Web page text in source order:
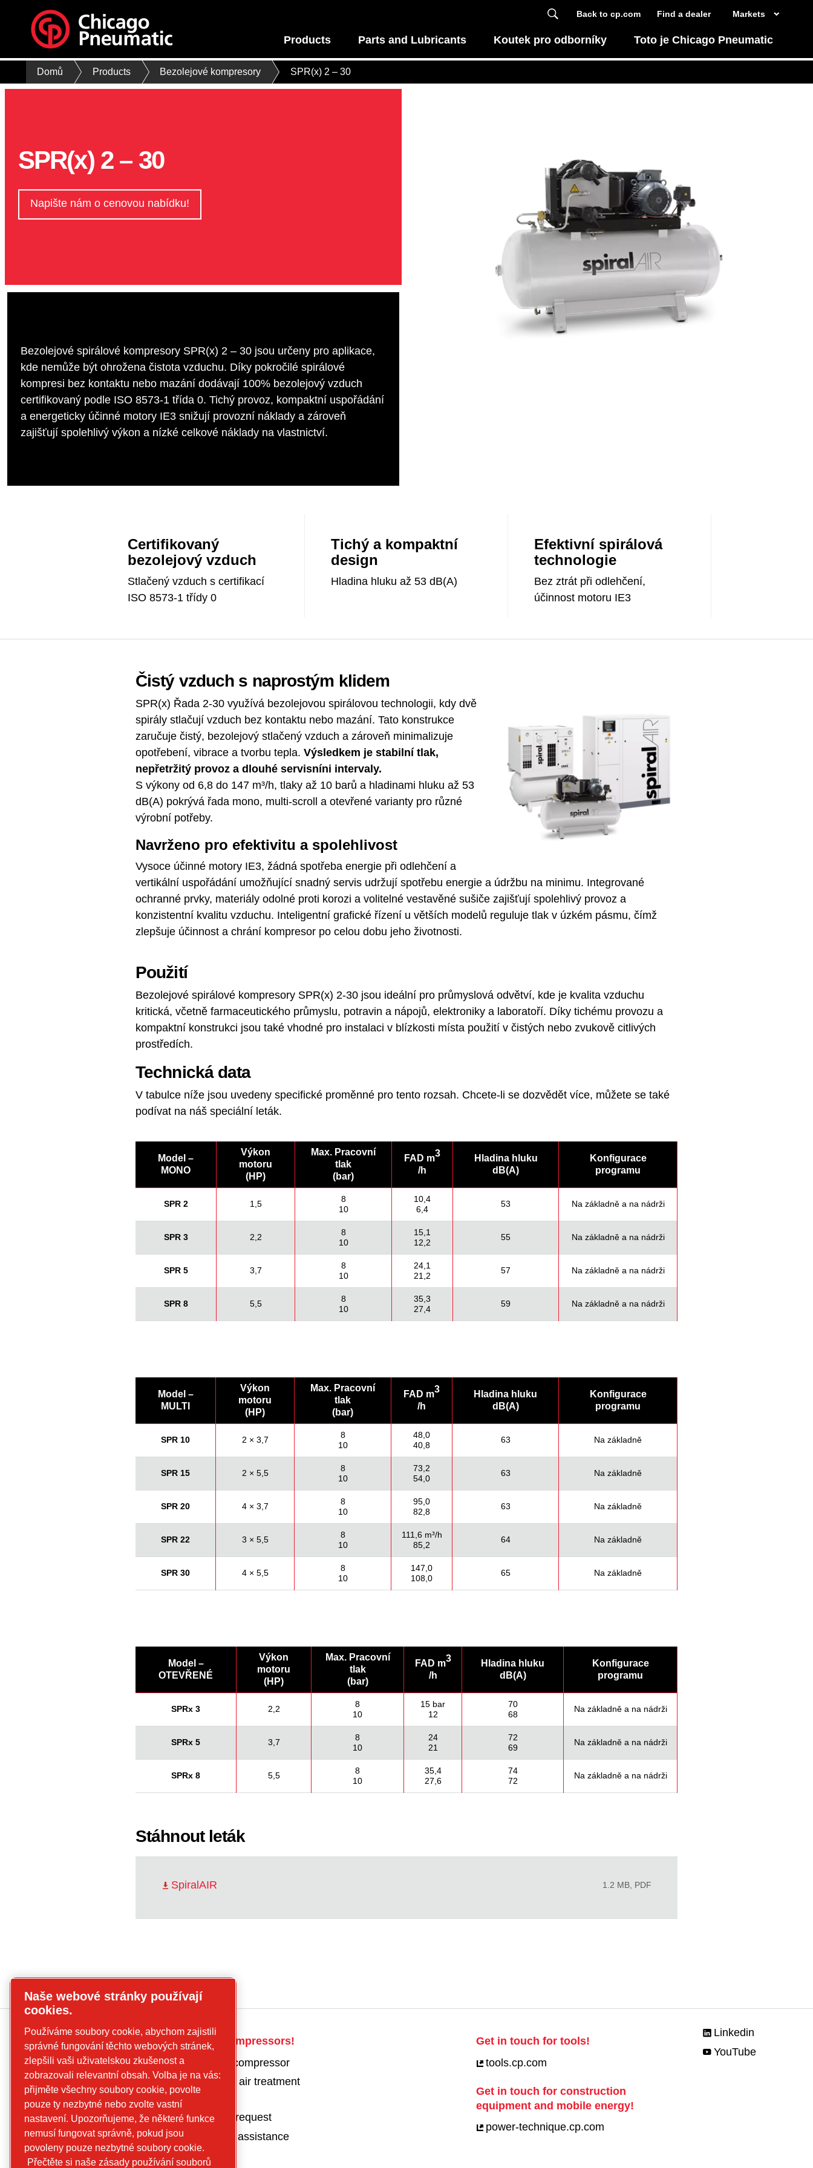
Markets
Back to cp.com Find a dealer
Products Parts and Lubricants Koutek pro odborníky Toto je Chicago Pneumatic
Domů Products Bezolejové kompresory SPR(x) 2 – 30
SPR(x) 2 – 30
Napište nám o cenovou nabídku!
Bezolejové spirálové kompresory SPR(x) 2 – 30 jsou určeny pro aplikace,
kde nemůže být ohrožena čistota vzduchu. Díky pokročilé spirálové
kompresi bez kontaktu nebo mazání dodávají 100% bezolejový vzduch
certifikovaný podle ISO 8573-1 třída 0. Tichý provoz, kompaktní uspořádání
a energeticky účinné motory IE3 snižují provozní náklady a zároveň
zajišťují spolehlivý výkon a nízké celkové náklady na vlastnictví.
Certifikovaný
bezolejový vzduch
Stlačený vzduch s certifikací
ISO 8573-1 třídy 0
Tichý a kompaktní
design
Hladina hluku až 53 dB(A)
Efektivní spirálová
technologie
Bez ztrát při odlehčení,
účinnost motoru IE3
Čistý vzduch s naprostým klidem
SPR(x) Řada 2-30 využívá bezolejovou spirálovou technologii, kdy dvě
spirály stlačují vzduch bez kontaktu nebo mazání. Tato konstrukce
zaručuje čistý, bezolejový stlačený vzduch a zároveň minimalizuje
opotřebení, vibrace a tvorbu tepla. Výsledkem je stabilní tlak,
nepřetržitý provoz a dlouhé servisníni intervaly.
S výkony od 6,8 do 147 m³/h, tlaky až 10 barů a hladinami hluku až 53
dB(A) pokrývá řada mono, multi-scroll a otevřené varianty pro různé
výrobní potřeby.
Navrženo pro efektivitu a spolehlivost
Vysoce účinné motory IE3, žádná spotřeba energie při odlehčení a
vertikální uspořádání umožňující snadný servis udržují spotřebu energie a údržbu na minimu. Integrované
ochranné prvky, materiály odolné proti korozi a volitelné vestavěné sušiče zajišťují spolehlivý provoz a
konzistentní kvalitu vzduchu. Inteligentní grafické řízení u větších modelů reguluje tlak v úzkém pásmu, čímž
zlepšuje účinnost a chrání kompresor po celou dobu jeho životnosti.
Použití
Bezolejové spirálové kompresory SPR(x) 2-30 jsou ideální pro průmyslová odvětví, kde je kvalita vzduchu
kritická, včetně farmaceutického průmyslu, potravin a nápojů, elektroniky a laboratoří. Díky tichému provozu a
kompaktní konstrukci jsou také vhodné pro instalaci v blízkosti místa použití v čistých nebo zvukově citlivých
prostředích.
Technická data
V tabulce níže jsou uvedeny specifické proměnné pro tento rozsah. Chcete-li se dozvědět více, můžete se také
podívat na náš speciální leták.
Model –
MONO
Výkon
motoru
(HP)
Max. Pracovní
tlak
(bar)
FAD m3
/h
Hladina hluku
dB(A)
Konfigurace
programu
SPR 2 1,5
8
10
10,4
6,4
53 Na základně a na nádrži
SPR 3 2,2
8
10
15,1
12,2
55 Na základně a na nádrži
SPR 5 3,7
8
10
24,1
21,2
57 Na základně a na nádrži
SPR 8 5,5
8
10
35,3
27,4
59 Na základně a na nádrži
Model –
MULTI
Výkon
motoru
(HP)
Max. Pracovní
tlak
(bar)
FAD m3
/h
Hladina hluku
dB(A)
Konfigurace
programu
SPR 10 2 × 3,7
8
10
48,0
40,8
63 Na základně
SPR 15 2 × 5,5
8
10
73,2
54,0
63 Na základně
SPR 20 4 × 3,7
8
10
95,0
82,8
63 Na základně
SPR 22 3 × 5,5
8
10
111,6 m³/h
85,2
64 Na základně
SPR 30 4 × 5,5
8
10
147,0
108,0
65 Na základně
Model –
OTEVŘENÉ
Výkon
motoru
(HP)
Max. Pracovní
tlak
(bar)
FAD m3
/h
Hladina hluku
dB(A)
Konfigurace
programu
SPRx 3 2,2
8
10
15 bar
12
70
68
Na základně a na nádrži
SPRx 5 3,7
8
10
24
21
72
69
Na základně a na nádrži
SPRx 8 5,5
8
10
35,4
27,6
74
72
Na základně a na nádrži
Stáhnout leták
SpiralAIR 1.2 MB, PDF
CP
compressors
Find what you are
looking for
Screw
compressors
Piston
Compressors
Get in touch for compressors!
Get a quote for a compressor
Get a quote for an air treatment
product
Parts and service request
Request technical assistance
Get in touch for tools!
tools.cp.com
Get in touch for construction
equipment and mobile energy!
power-technique.cp.com
Linkedin
YouTube
Naše webové stránky používají
cookies.
Používáme soubory cookie, abychom zajistili
správné fungování těchto webových stránek,
zlepšili vaši uživatelskou zkušenost a
zobrazovali relevantní obsah. Volba je na vás:
přijměte všechny soubory cookie, povolte
pouze ty nezbytné nebo zvolte vastní
nastavení. Upozorňujeme, že některé funkce
nemusí fungovat správně, pokud jsou
povoleny pouze nezbytné soubory cookie.
Přečtěte si naše zásady používání souborů